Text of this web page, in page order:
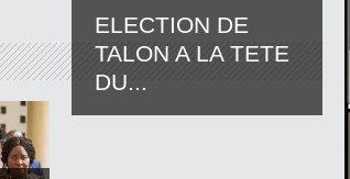
ELECTION DE
TALON A LA TETE
DU...